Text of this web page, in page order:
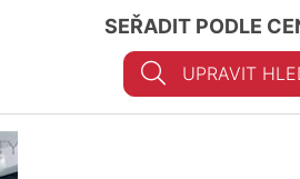
SEŘADIT PODLE
UPRAVIT